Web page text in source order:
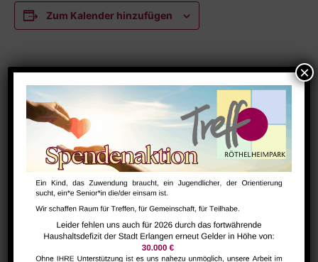
Zum Kalender hinzufügen
Datum:
Mai 19
12:00 - 13:30
Serien:
SuppKultur – gemütlicher Suppenschmaus
Austausch,Netzwerk